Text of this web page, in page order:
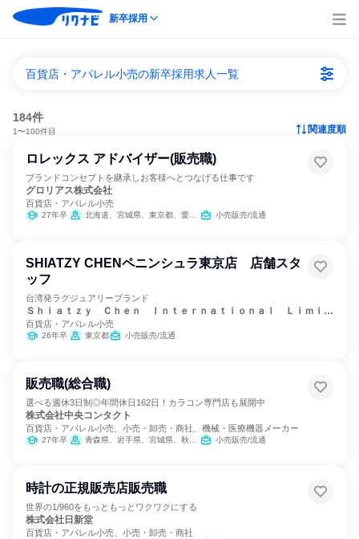
新卒採用
百貨店・アパレル小売の新卒採用求人一覧
184件
1〜100件目 関連度順
ロレックス アドバイザー(販売職)
ブランドコンセプトを継承しお客様へとつなげる仕事です
グロリアス株式会社
百貨店・アパレル小売
27年卒 北海道、宮城県、東京都、愛知県、大阪府、岡山県、愛媛県、高知県、福岡県、鹿児島県 小売販売/流通
SHIATZY CHENペニンシュラ東京店 店舗スタ
ッフ
台湾発ラグジュアリーブランド
Ｓｈｉａｔｚｙ Ｃｈｅｎ Ｉｎｔｅｒｎａｔｉｏｎａｌ Ｌｉｍｉｔ
ｅｄ
百貨店・アパレル小売
26年卒 東京都 小売販売/流通
販売職(総合職)
選べる週休3日制◎年間休日162日！カラコン専門店も展開中
株式会社中央コンタクト
百貨店・アパレル小売、小売・卸売・商社、機械・医療機器メーカー
27年卒 青森県、岩手県、宮城県、秋田県、山形県、福島県、茨城県、栃木県、群馬県、埼玉県、千葉県、東京都、神奈川県、富山県、石川県、福井県、山梨県、長野県、岐阜県、静岡県、愛知県、三重県、滋賀県、京都府、大阪府、兵庫県、奈良県、広島県、山口県、徳島県、香川県、愛媛県、福岡県、佐賀県、長崎県、熊本県、大分県、宮崎県、鹿児島県、沖縄県 小売販売/流通
時計の正規販売店販売職
世界の1/960をもっともっとワクワクにする
株式会社日新堂
百貨店・アパレル小売、小売・卸売・商社